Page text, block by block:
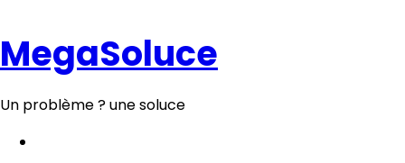
contenu
MegaSoluce
Un problème ? une soluce